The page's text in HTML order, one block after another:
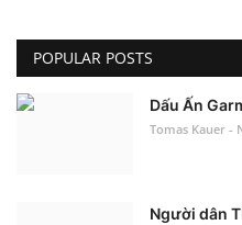
POPULAR POSTS
Dấu Ấn
Tomas Kauer -
Người dân